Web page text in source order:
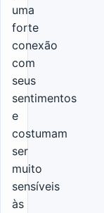
uma
forte
conexão
com
seus
sentimentos
e
costumam
ser
muito
sensíveis
às